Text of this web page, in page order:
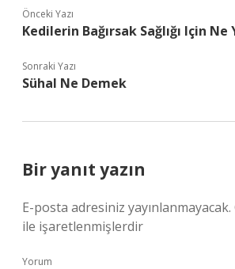
Önceki Yazı
Kedilerin Bağırsak Sağlığı Için Ne
Sonraki Yazı
Sühal Ne Demek
Bir yanıt yazın
E-posta adresiniz yayınlanmayacak.
ile işaretlenmişlerdir
Yorum